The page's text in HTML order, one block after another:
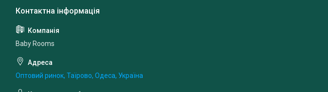
Baby Rooms
Оптовий ринок, Таїрово, Одеса, Україна